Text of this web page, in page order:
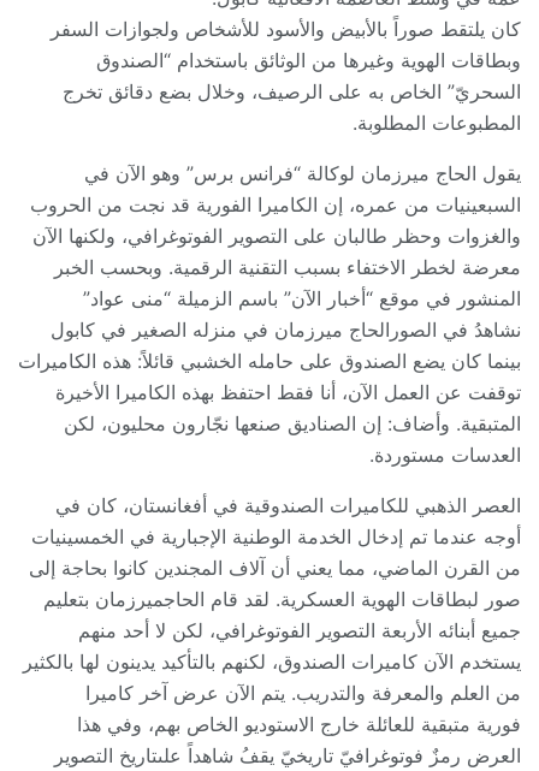
كان يلتقط صوراً بالأبيض والأسود للأشخاص ولجوازات السفر
وبطاقات الهوية وغيرها من الوثائق باستخدام “الصندوق
السحريّ” الخاص به على الرصيف، وخلال بضع دقائق تخرج
المطبوعات المطلوبة.
يقول الحاج ميرزمان لوكالة “فرانس برس” وهو الآن في
السبعينيات من عمره، إن الكاميرا الفورية قد نجت من الحروب
والغزوات وحظر طالبان على التصوير الفوتوغرافي، ولكنها الآن
معرضة لخطر الاختفاء بسبب التقنية الرقمية. وبحسب الخبر
المنشور في موقع “أخبار الآن” باسم الزميلة “منى عواد”
نشاهدُ في الصورالحاج ميرزمان في منزله الصغير في كابول
بينما كان يضع الصندوق على حامله الخشبي قائلاً: هذه الكاميرات
توقفت عن العمل الآن، أنا فقط احتفظ بهذه الكاميرا الأخيرة
المتبقية. وأضاف: إن الصناديق صنعها نجّارون محليون، لكن
العدسات مستوردة.
العصر الذهبي للكاميرات الصندوقية في أفغانستان، كان في
أوجه عندما تم إدخال الخدمة الوطنية الإجبارية في الخمسينيات
من القرن الماضي، مما يعني أن آلاف المجندين كانوا بحاجة إلى
صور لبطاقات الهوية العسكرية. لقد قام الحاجميرزمان بتعليم
جميع أبنائه الأربعة التصوير الفوتوغرافي، لكن لا أحد منهم
يستخدم الآن كاميرات الصندوق، لكنهم بالتأكيد يدينون لها بالكثير
من العلم والمعرفة والتدريب. يتم الآن عرض آخر كاميرا
فورية متبقية للعائلة خارج الاستوديو الخاص بهم، وفي هذا
العرض رمزٌ فوتوغرافيّ تاريخيّ يقفُ شاهداً علىتاريخ التصوير